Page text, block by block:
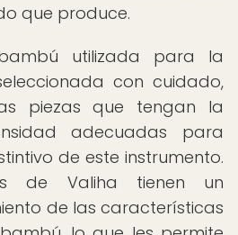
que produce.
utilizada para la
con cuidado,
piezas que tengan la
adecuadas para
de este instrumento.
de Valiha tienen un
de las características